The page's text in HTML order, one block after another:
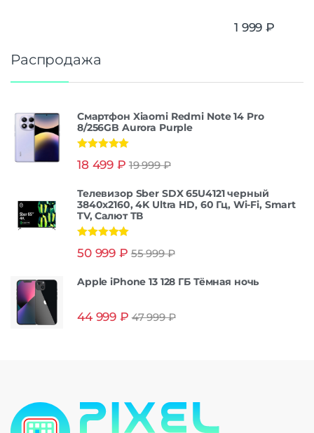
1 999 ₽
Распродажа
Смартфон Xiaomi Redmi Note 14 Pro
8/256GB Aurora Purple
из 5
18 499 ₽ 19 999₽
Телевизор Sber SDX 65U4121 черный
3840x2160, 4K Ultra HD, 60 Гц, Wi-Fi, Smart
TV, Салют ТВ
из 5
50 999 ₽ 55 999₽
Apple iPhone 13 128 ГБ Тёмная ночь
44 999 ₽ 47 999₽